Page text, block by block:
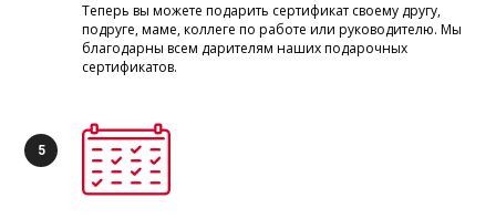
Теперь вы можете подарить сертификат своему другу,
подруге, маме, коллеге по работе или руководителю. Мы
благодарны всем дарителям наших подарочных
сертификатов.